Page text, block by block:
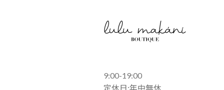
9:00-19:00
定休日:年中無休